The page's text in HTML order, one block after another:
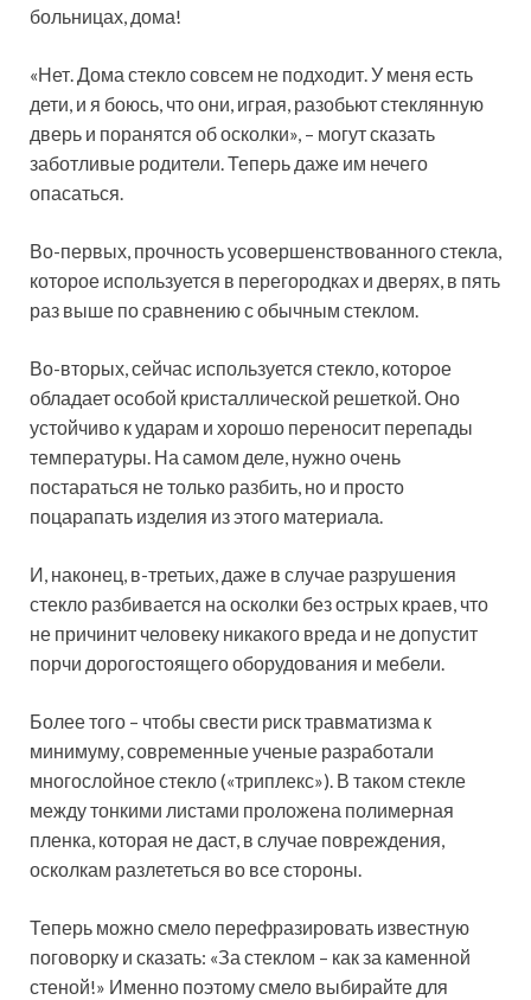
больницах, дома!
«Нет. Дома стекло совсем не подходит. У меня есть
дети, и я боюсь, что они, играя, разобьют стеклянную
дверь и поранятся об осколки», – могут сказать
заботливые родители. Теперь даже им нечего
опасаться.
Во-первых, прочность усовершенствованного стекла,
которое используется в перегородках и дверях, в пять
раз выше по сравнению с обычным стеклом.
Во-вторых, сейчас используется стекло, которое
обладает особой кристаллической решеткой. Оно
устойчиво к ударам и хорошо переносит перепады
температуры. На самом деле, нужно очень
постараться не только разбить, но и просто
поцарапать изделия из этого материала.
И, наконец, в-третьих, даже в случае разрушения
стекло разбивается на осколки без острых краев, что
не причинит человеку никакого вреда и не допустит
порчи дорогостоящего оборудования и мебели.
Более того – чтобы свести риск травматизма к
минимуму, современные ученые разработали
многослойное стекло («триплекс»). В таком стекле
между тонкими листами проложена полимерная
пленка, которая не даст, в случае повреждения,
осколкам разлететься во все стороны.
Теперь можно смело перефразировать известную
поговорку и сказать: «За стеклом – как за каменной
стеной!» Именно поэтому смело выбирайте для